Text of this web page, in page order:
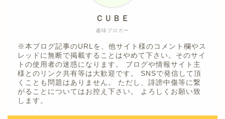
趣味ブロガー
ＣＵＢＥ
※本ブログ記事のURLを、他サイト様のコメント欄やス
レッドに無断で掲載することはやめて下さい。そのサイ
トの使用者の迷惑になります。 ブログや情報サイト主
様とのリンク共有等は大歓迎です。 SNSで発信して頂
くことも問題はありません。 ただし、誹謗中傷等に繋
がることについてはお控え下さい。 よろしくお願い致
します。